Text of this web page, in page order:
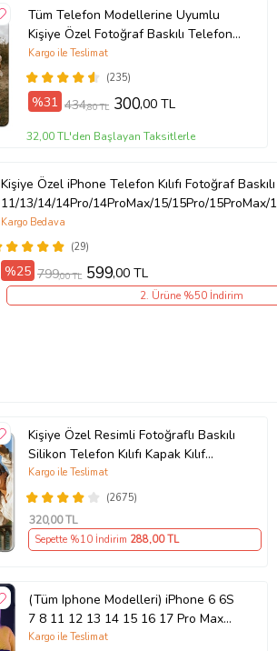
Tüm Telefon Modellerine Uyumlu
Kişiye Özel Fotoğraf Baskılı Telefon
Kılıfı
(235)
Kargo ile Teslimat
%31 434,80 TL 300,00 TL
32,00 TL'den Başlayan Taksitlerle
Kişiye Özel iPhone Telefon Kılıfı Fotoğraf Baskılı
11/13/14/14Pro/14ProMax/15/15Pro/
(29)
Kargo Bedava
%25 799,00 TL 599,00 TL
2. Ürüne %50 İndirim
Kişiye Özel Resimli Fotoğraflı Baskılı
Silikon Telefon Kılıfı Kapak Kılıf
(Telefon Modelleri Açıklamada)
(2675)
Kargo ile Teslimat
320,00 TL
Sepette %10 İndirim 288,00 TL
(Tüm Iphone Modelleri) iPhone 6 6S
7 8 11 12 13 14 15 16 17 Pro Max
Plus Mini Kişiye Özel Resimli
Kargo ile Teslimat